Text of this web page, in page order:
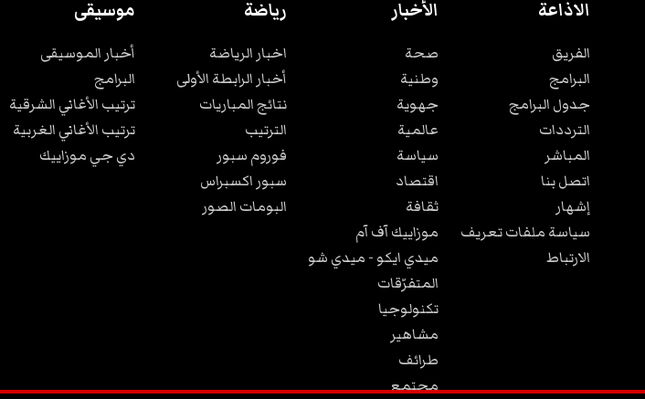
الاذاعة
الفريق
البرامج
جدول البرامج
الترددات
المباشر
اتصل بنا
إشهار
سياسة ملفات تعريف
الارتباط
الأخبار
صحة
وطنية
جهوية
عالمية
سياسة
اقتصاد
ثقافة
موزاييك آف آم
ميدي ايكو - ميدي شو
المتفرّقات
تكنولوجيا
مشاهير
طرائف
مجتمع
رياضة
اخبار الرياضة
أخبار الرابطة الأولى
نتائج المباريات
الترتيب
فوروم سبور
سبور اكسبراس
البومات الصور
موسيقى
أخبار الموسيقى
البرامج
ترتيب الأغاني الشرقية
ترتيب الأغاني الغربية
دي جي موزاييك